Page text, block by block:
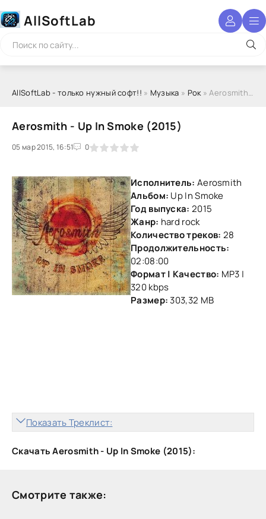
AllSoftLab
AllSoftLab - только нужный софт!! » Музыка » Рок» Aerosmith - Up In Smoke (2015)
Aerosmith - Up In Smoke (2015)
05 мар 2015, 16:51 0
1 2 3 4 5
Исполнитель: Aerosmith
Альбом: Up In Smoke
Год выпуска: 2015
Жанр: hard rock
Количество треков: 28
Продолжительность:
02:08:00
Формат | Качество: MP3 |
320 kbps
Размер: 303,32 MB
Показать Треклист:
Скачать Aerosmith - Up In Smoke (2015):
Смотрите также: